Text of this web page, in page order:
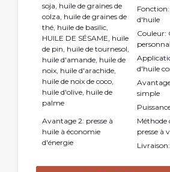
soja, huile de graines de
colza, huile de graines de
thé, huile de basilic,
HUILE DE SÉSAME, huile
de pin, huile de tournesol,
huile d'amande, huile de
noix, huile d'arachide,
huile de noix de coco,
huile d'olive, huile de
palme
d'huile
Couleur:
d'huile
simple
Avantage 2: presse à
huile à économie
d'énergie
Méthode
presse à